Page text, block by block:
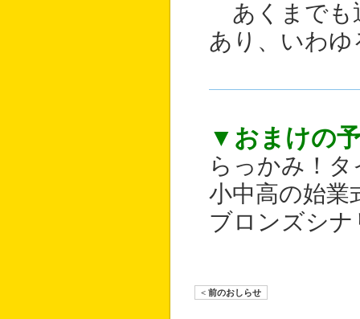
あくまでも
あり、いわ
▼おまけの
らっかみ！
小中高の始業
ブロンズシ
< 前のおしらせ